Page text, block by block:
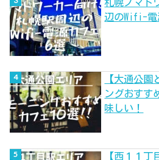
札幌ノマド
辺のWifi-
【大通公
ングおすす
味しい！
【西１１丁